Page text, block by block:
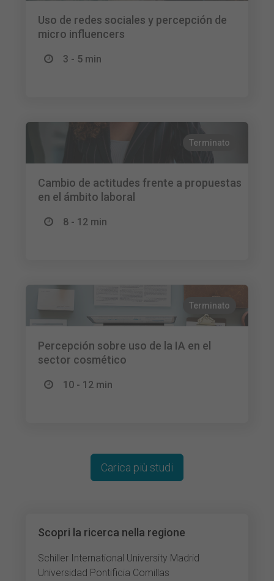
Uso de redes sociales y percepción de
micro influencers
3 - 5 min
Terminato
Cambio de actitudes frente a propuestas
en el ámbito laboral
8 - 12 min
Terminato
Percepción sobre uso de la IA en el
sector cosmético
10 - 12 min
Scopri la ricerca nella regione
Schiller International University Madrid
Universidad Pontificia Comillas
Carica più studi